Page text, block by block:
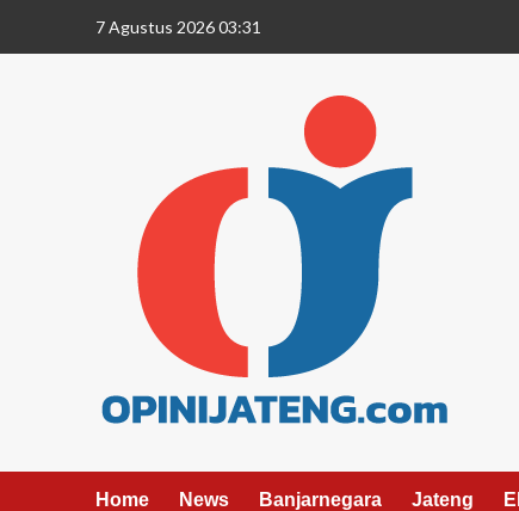
7 Agustus 2026 03:31
Home News Banjarnegara Jateng